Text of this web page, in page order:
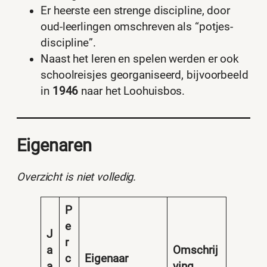
Er heerste een strenge discipline, door
oud-leerlingen omschreven als “potjes-
discipline”.
Naast het leren en spelen werden er ook
schoolreisjes georganiseerd, bijvoorbeeld
in 1946 naar het Loohuisbos.
Eigenaren
Overzicht is niet volledig.
J
a
P
e
r
c
Eigenaar
Omschrij